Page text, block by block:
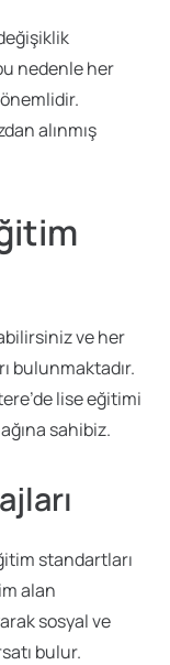
nedenle her
alınmış
ve her
bulunmaktadır.
lise eğitimi
sahibiz.
standartları
alan
sosyal ve
bulur.